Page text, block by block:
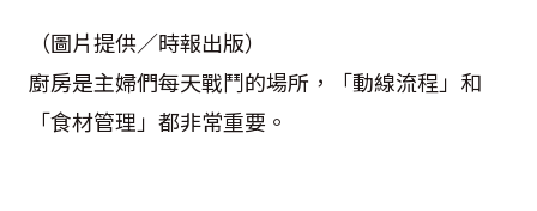
（圖片提供／時報出版）
廚房是主婦們每天戰鬥的場所，「動線流程」和
「食材管理」都非常重要。